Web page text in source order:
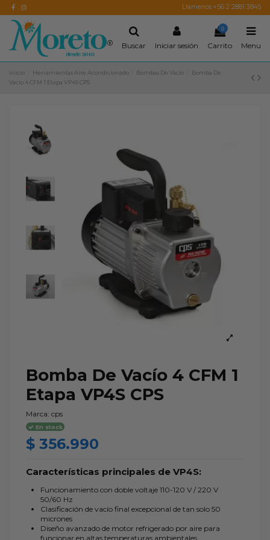
Llamenos +56 2 2881 3845
Buscar Iniciar sesión
0
Carrito Menu
Inicio Herramientas Aire Acondicionado Bombas De Vacío
Bomba De
Vacío 4 CFM 1 Etapa VP4S CPS
Bomba De Vacío 4 CFM 1
Etapa VP4S CPS
Marca: cps
En stock
$ 356.990
Características principales de VP4S:
Funcionamiento con doble voltaje 110-120 V / 220 V
50/60 Hz
Clasificación de vacío final excepcional de tan solo 50
micrones
Diseño avanzado de motor refrigerado por aire para
funcionar en altas temperaturas ambientales.